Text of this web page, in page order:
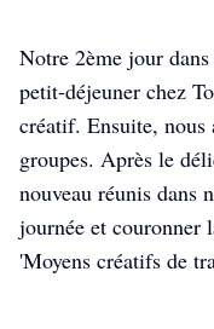
Notre 2ème jour
petit-déjeuner chez
créatif. Ensuite, nous
groupes. Après le
nouveau réunis dans
journée et couronner
'Moyens créatifs de